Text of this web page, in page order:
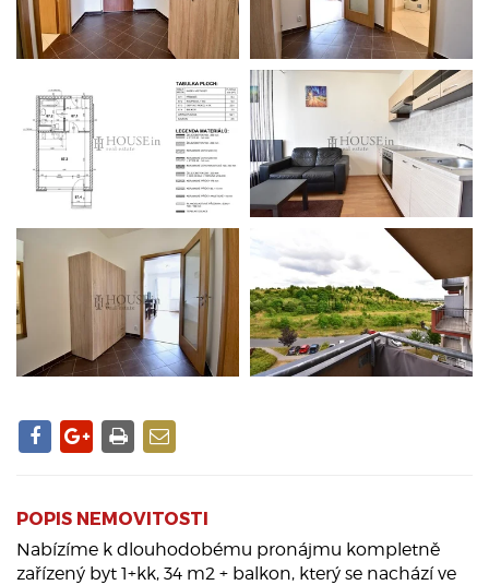
POPIS NEMOVITOSTI
Nabízíme k dlouhodobému pronájmu kompletně
zařízený byt 1+kk, 34 m2 + balkon, který se nachází ve